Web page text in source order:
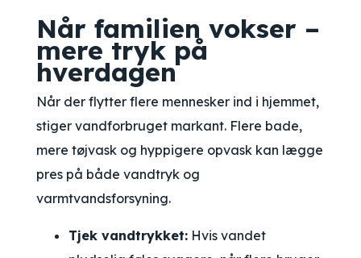
Når familien vokser –
mere tryk på
hverdagen
Når der flytter flere mennesker ind i hjemmet,
stiger vandforbruget markant. Flere bade,
mere tøjvask og hyppigere opvask kan lægge
pres på både vandtryk og
varmtvandsforsyning.
Tjek vandtrykket: Hvis vandet